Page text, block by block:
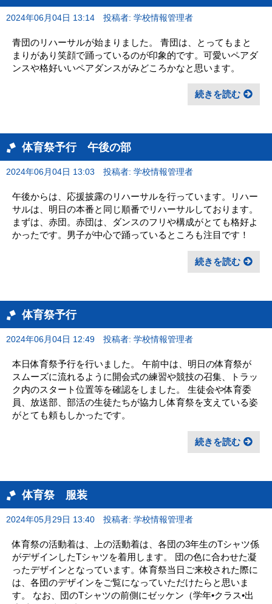
2024年06月04日 13:14 投稿者: 学校情報管理者
青団のリハーサルが始まりました。 青団は、とってもまと
まりがあり笑顔で踊っているのが印象的です。可愛いペアダ
ンスや格好いいペアダンスがみどころかなと思います。
続きを読む
体育祭予行 午後の部
2024年06月04日 13:03 投稿者: 学校情報管理者
午後からは、応援披露のリハーサルを行っています。リハー
サルは、明日の本番と同じ順番でリハーサルしております。
まずは、赤団。赤団は、ダンスのフリや構成がとても格好よ
かったです。男子が中心で踊っているところも注目です！
続きを読む
体育祭予行
2024年06月04日 12:49 投稿者: 学校情報管理者
本日体育祭予行を行いました。 午前中は、明日の体育祭が
スムーズに流れるように開会式の練習や競技の召集、トラッ
ク内のスタート位置等を確認をしました。 生徒会や体育委
員、放送部、部活の生徒たちが協力し体育祭を支えている姿
がとても頼もしかったです。
続きを読む
体育祭 服装
2024年05月29日 13:40 投稿者: 学校情報管理者
体育祭の活動着は、上の活動着は、各団の3年生のTシャツ係
がデザインしたTシャツを着用します。 団の色に合わせた凝
ったデザインとなっています。体育祭当日ご来校された際に
は、各団のデザインをご覧になっていただけたらと思いま
す。 なお、団のTシャツの前側にゼッケン（学年•クラス•出